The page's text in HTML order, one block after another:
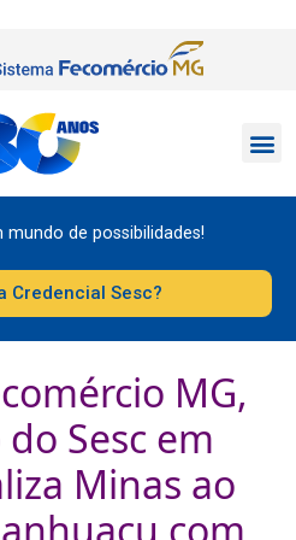
mundo de possibilidades!
Credencial Sesc?
MG,
Sesc em
Minas ao